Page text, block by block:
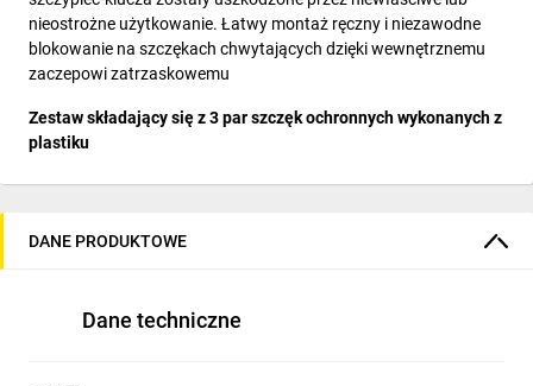
nieostrożne użytkowanie. Łatwy montaż ręczny i niezawodne
blokowanie na szczękach chwytających dzięki wewnętrznemu
zaczepowi zatrzaskowemu
Zestaw składający się z 3 par szczęk ochronnych wykonanych z
plastiku
DANE PRODUKTOWE
Dane techniczne